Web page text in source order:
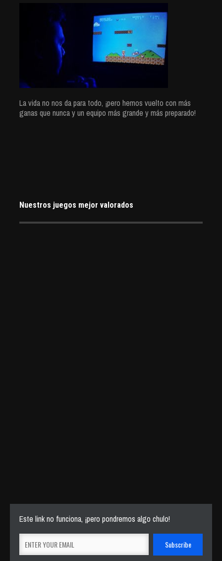
La vida no nos da para todo, ¡pero hemos vuelto con más
ganas que nunca y un equipo más grande y más preparado!
Nuestros juegos mejor valorados
Este link no funciona, ¡pero pondremos algo chulo!